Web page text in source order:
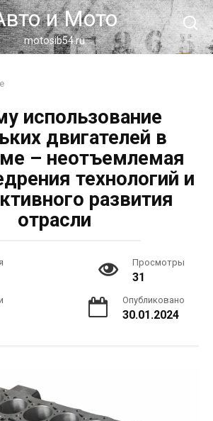
и Мото
motosib54.ru
использование
двигателей в
– неотъемлемая
технологий и
развития
отрасли
Просмотры
31
Опубликовано
30.01.2024